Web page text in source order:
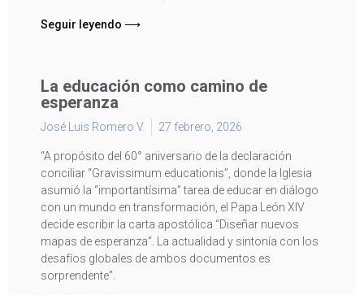
Seguir leyendo ⟶
La educación como camino de
esperanza
José Luis Romero V. 27 febrero, 2026
“A propósito del 60° aniversario de la declaración
conciliar “Gravissimum educationis”, donde la Iglesia
asumió la “importantísima” tarea de educar en diálogo
con un mundo en transformación, el Papa León XIV
decide escribir la carta apostólica “Diseñar nuevos
mapas de esperanza”. La actualidad y sintonía con los
desafíos globales de ambos documentos es
sorprendente”.